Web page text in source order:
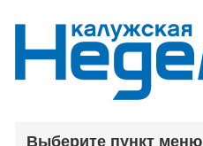
Выберите пункт меню